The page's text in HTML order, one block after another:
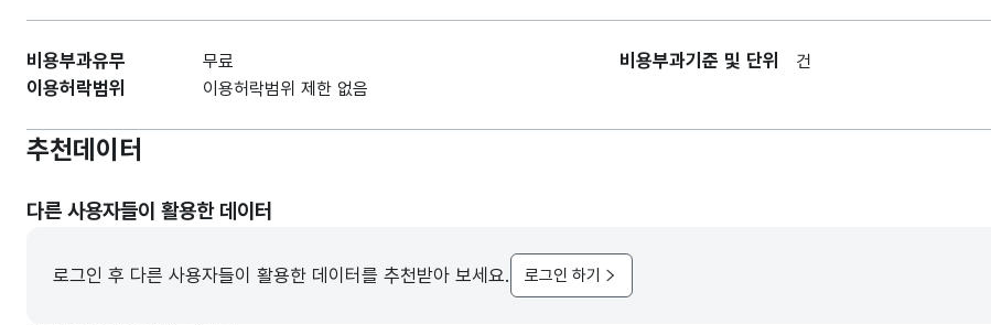
비용부과유무 무료 비용부과기준 및 단위 건
이용허락범위 이용허락범위 제한 없음
추천데이터
다른 사용자들이 활용한 데이터
로그인 후 다른 사용자들이 활용한 데이터를 추천받아 보세요. 로그인 하기